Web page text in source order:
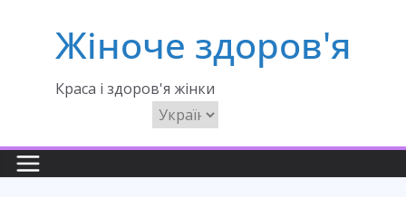
Жіноче здоров'я
Краса і здоров'я жінки
Вибрати